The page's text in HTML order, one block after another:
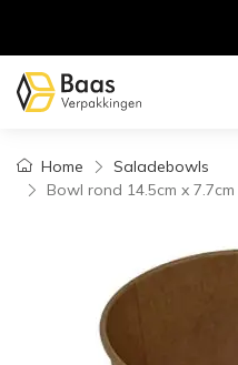
Home
Saladebowls
Bowl rond 14.5cm x